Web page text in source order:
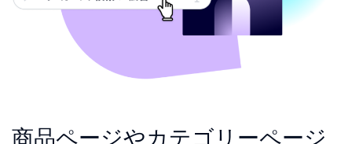
商品ページやカテゴリーページ